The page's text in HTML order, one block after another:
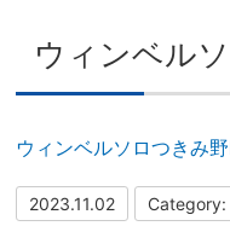
ウィンベル
ウィンベルソロつきみ
2023.11.02 Category: